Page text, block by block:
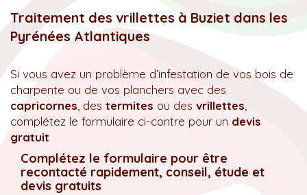
Traitement des vrillettes à Buziet dans les
Pyrénées Atlantiques
Si vous avez un problème d’infestation de vos bois de
charpente ou de vos planchers avec des
capricornes , des termites ou des vrillettes
complétez le formulaire ci-contre pour un devis
gratuit
Complétez le formulaire pour être
recontacté rapidement, conseil, étude et
devis gratuits